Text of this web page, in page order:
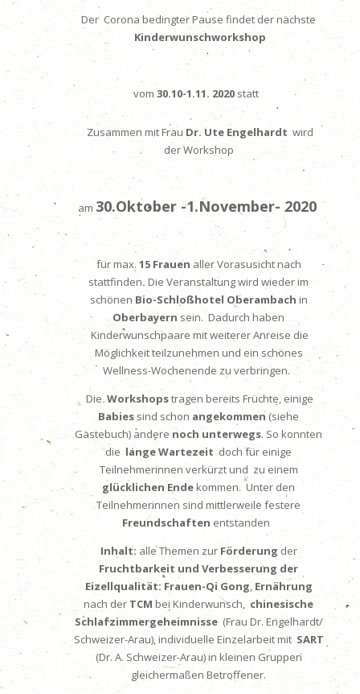
Der Corona bedingter Pause findet der nächste
Kinderwunschworkshop
vom30.10-1.11. 2020 statt
Zusammen mit Frau Dr. Ute Engelhardt wird
der Workshop
am 30.Oktober -1.November- 2020
fürmax. 15 Frauen aller Vorasusicht nach
stattfinden. Die Veranstaltung wird wieder im
schönen Bio-Schloßhotel Oberambach in
Oberbayern sein. Dadurch haben
Kinderwunschpaare mit weiterer Anreise die
Möglichkeit teilzunehmen und ein schönes
Wellness-Wochenende zu verbringen.
DieWorkshopstragen bereits Früchte, einige
Babies sind schon angekommen (siehe
Gästebuch) andere noch unterwegs. So konnten
die lange Wartezeit doch für einige
Teilnehmerinnen verkürzt und zu einem
glücklichen Endekommen. Unter den
Teilnehmerinnen sind mittlerweile festere
Freundschaften entstanden
Inhalt: alle Themen zur Förderung der
Fruchtbarkeit und Verbesserung der
Eizellqualität: Frauen-Qi Gong, Ernährung
nach der TCM bei Kinderwunsch, chinesische
Schlafzimmergeheimnisse(Frau Dr. Engelhardt/
Schweizer-Arau), individuelle Einzelarbeit mit SART
(Dr. A. Schweizer-Arau) in kleinen Gruppen
gleichermaßen Betroffener.